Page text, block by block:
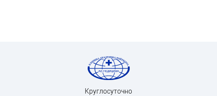
Круглосуточно